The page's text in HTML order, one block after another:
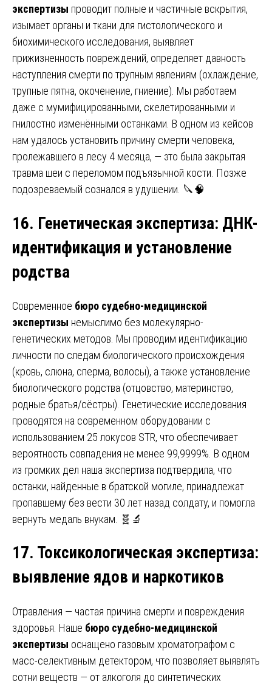
экспертизы проводит полные и частичные вскрытия,
изымает органы и ткани для гистологического и
биохимического исследования, выявляет
прижизненность повреждений, определяет давность
наступления смерти по трупным явлениям (охлаждение,
трупные пятна, окоченение, гниение). Мы работаем
даже с мумифицированными, скелетированными и
гнилостно изменёнными останками. В одном из кейсов
нам удалось установить причину смерти человека,
пролежавшего в лесу 4 месяца, — это была закрытая
травма шеи с переломом подъязычной кости. Позже
подозреваемый сознался в удушении. 🔪🧠
16. Генетическая экспертиза: ДНК-
идентификация и установление
родства
Современное бюро судебно-медицинской
экспертизы немыслимо без молекулярно-
генетических методов. Мы проводим идентификацию
личности по следам биологического происхождения
(кровь, слюна, сперма, волосы), а также установление
биологического родства (отцовство, материнство,
родные братья/сёстры). Генетические исследования
проводятся на современном оборудовании с
использованием 25 локусов STR, что обеспечивает
вероятность совпадения не менее 99,9999%. В одном
из громких дел наша экспертиза подтвердила, что
останки, найденные в братской могиле, принадлежат
пропавшему без вести 30 лет назад солдату, и помогла
вернуть медаль внукам. 🧬🔬
17. Токсикологическая экспертиза:
выявление ядов и наркотиков
Отравления — частая причина смерти и повреждения
здоровья. Наше бюро судебно-медицинской
экспертизы оснащено газовым хроматографом с
масс-селективным детектором, что позволяет выявлять
сотни веществ — от алкоголя до синтетических